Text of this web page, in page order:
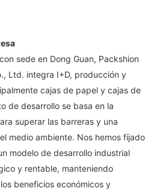
sede en Dong Guan, Packshion
Ltd. integra I+D, producción y
cajas de papel y cajas de
de desarrollo se basa en la
superar las barreras y una
medio ambiente. Nos hemos fijado
modelo de desarrollo industrial
y rentable, manteniendo
beneficios económicos y